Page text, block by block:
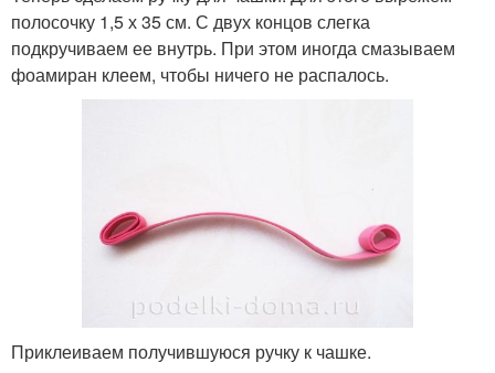
полосочку 1,5 х 35 см. С двух концов слегка
подкручиваем ее внутрь. При этом иногда смазываем
фоамиран клеем, чтобы ничего не распалось.
Приклеиваем получившуюся ручку к чашке.